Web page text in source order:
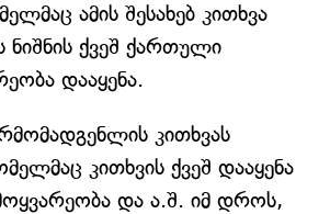
ამის შესახებ კითხვა
ნიშნის ქვეშ ქართული
დააყენა.
კითხვას
კითხვის ქვეშ დააყენა
და ა.შ. იმ დროს,